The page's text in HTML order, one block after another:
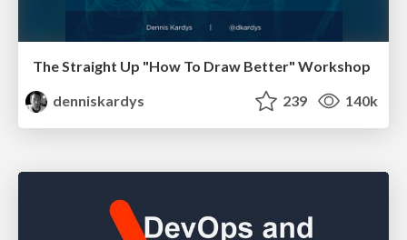
The Straight Up "How To Draw Better" Workshop
denniskardys
239 140k